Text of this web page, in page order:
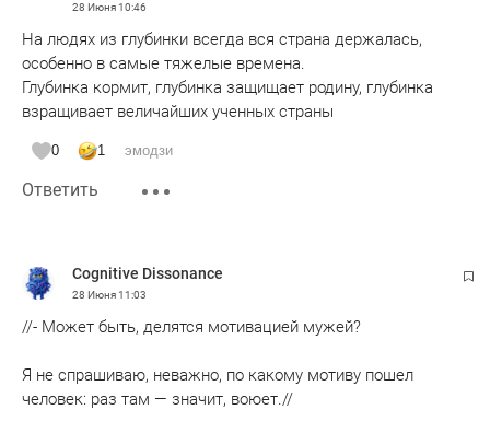
28 Июня10:46
На людях из глубинки всегда вся страна держалась,
особенно в самые тяжелые времена.
Глубинка кормит, глубинка защищает родину, глубинка
взращивает величайших ученных страны
0 1 эмодзи
Ответить
Cognitive Dissonance
28 Июня11:03
//- Может быть, делятся мотивацией мужей?
Я не спрашиваю, неважно, по какому мотиву пошел
человек: раз там — значит, воюет.//